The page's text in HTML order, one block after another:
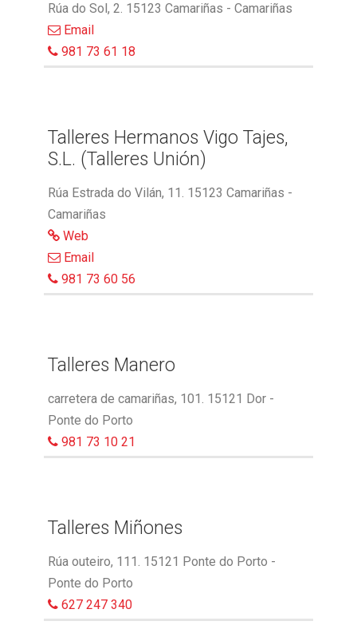
Rúa do Sol, 2. 15123 Camariñas - Camariñas
Email
981 73 61 18
Talleres Hermanos Vigo Tajes,
S.L. (Talleres Unión)
Rúa Estrada do Vilán, 11. 15123 Camariñas -
Camariñas
Web
Email
981 73 60 56
Talleres Manero
carretera de camariñas, 101. 15121 Dor -
Ponte do Porto
981 73 10 21
Talleres Miñones
Rúa outeiro, 111. 15121 Ponte do Porto -
Ponte do Porto
627 247 340